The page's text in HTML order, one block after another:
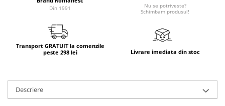
Din 1991
Nu se potriveste?
Schimbam produsul!
Transport GRATUIT la comenzile
peste 298 lei
Livrare imediata din stoc
Descriere